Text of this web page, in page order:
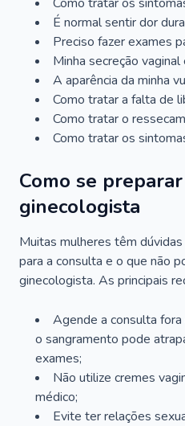
É normal sentir dor
Preciso fazer exames
Minha secreção vaginal
A aparência da minha
Como tratar a falta de
Como tratar o
Como tratar os
Como se
ginecologista
Muitas mulheres têm
para a consulta e o que não
ginecologista. As principais
Agende a consulta
o sangramento pode
exames;
Não utilize cremes
médico;
Evite ter relações